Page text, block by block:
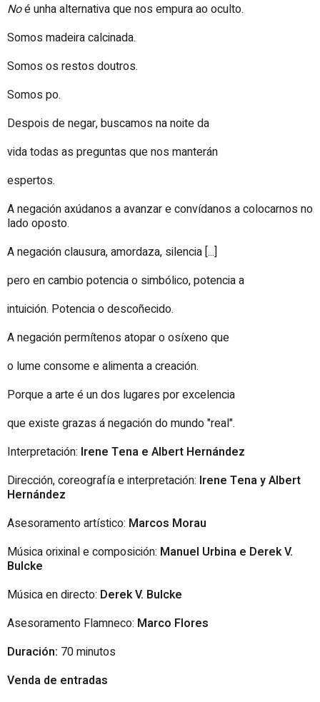
Noé unha alternativa que nos empura ao oculto.
Somos madeira calcinada.
Somos os restos doutros.
Somos po.
Despois de negar, buscamos na noite da
vida todas as preguntas que nos manterán
espertos.
A negación axúdanos a avanzar e convídanos a colocarnos no
lado oposto.
A negación clausura, amordaza, silencia [...]
pero en cambio potencia o simbólico, potencia a
intuición. Potencia o descoñecido.
A negación permítenos atopar o osíxeno que
o lume consome e alimenta a creación.
Porque a arte é un dos lugares por excelencia
que existe grazas á negación do mundo "real".
Interpretación: Irene Tena e Albert Hernández
Dirección, coreografía e interpretación: Irene Tena y Albert
Hernández
Asesoramento artístico: Marcos Morau
Música orixinal e composición: Manuel Urbina e Derek V.
Bulcke
Música en directo: Derek V. Bulcke
Asesoramento Flamneco: Marco Flores
Duración: 70 minutos
Venda de entradas